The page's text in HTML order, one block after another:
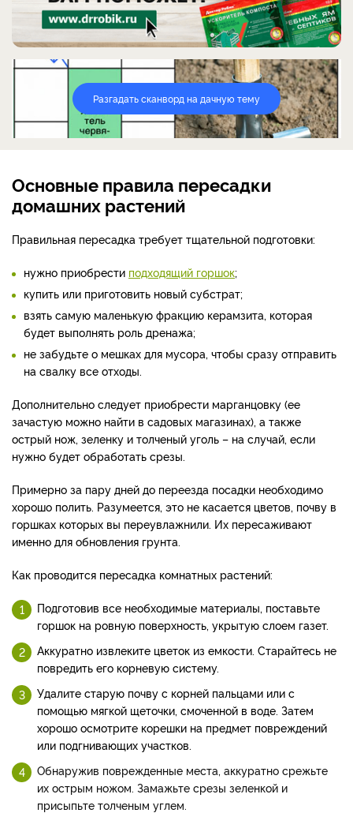
Разгадать сканворд на дачную тему
Основные правила пересадки
домашних растений
Правильная пересадка требует тщательной подготовки:
нужно приобрести подходящий горшок;
купить или приготовить новый субстрат;
взять самую маленькую фракцию керамзита, которая
будет выполнять роль дренажа;
не забудьте о мешках для мусора, чтобы сразу отправить
на свалку все отходы.
Дополнительно следует приобрести марганцовку (ее
зачастую можно найти в садовых магазинах) , а также
острый нож, зеленку и толченый уголь – на случай, если
нужно будет обработать срезы.
Примерно за пару дней до переезда посадки необходимо
хорошо полить. Разумеется, это не касается цветов, почву в
горшках которых вы переувлажнили. Их пересаживают
именно для обновления грунта.
Как проводится пересадка комнатных растений:
Подготовив все необходимые материалы, поставьте
горшок на ровную поверхность, укрытую слоем газет.
Аккуратно извлеките цветок из емкости. Старайтесь не
повредить его корневую систему.
Удалите старую почву с корней пальцами или с
помощью мягкой щеточки, смоченной в воде. Затем
хорошо осмотрите корешки на предмет повреждений
или подгнивающих участков.
Обнаружив поврежденные места, аккуратно срежьте
их острым ножом. Замажьте срезы зеленкой и
присыпьте толченым углем.